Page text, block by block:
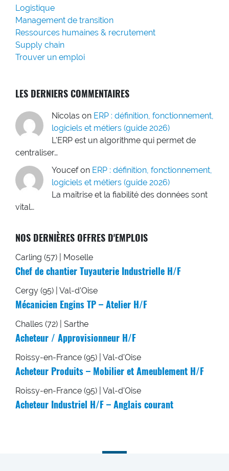
Logistique
Management de transition
Ressources humaines & recrutement
Supply chain
Trouver un emploi
LES DERNIERS COMMENTAIRES
Nicolas on ERP : définition, fonctionnement,
logiciels et métiers (guide 2026)
L'ERP est un algorithme qui permet de
centraliser…
Youcef on ERP : définition, fonctionnement,
logiciels et métiers (guide 2026)
La maîtrise et la fiabilité des données sont
vital…
NOS DERNIÈRES OFFRES D'EMPLOIS
Carling (57) | Moselle
Chef de chantier Tuyauterie Industrielle H/F
Cergy (95) | Val-d'Oise
Mécanicien Engins TP – Atelier H/F
Challes (72) | Sarthe
Acheteur / Approvisionneur H/F
Roissy-en-France (95) | Val-d'Oise
Acheteur Produits – Mobilier et Ameublement H/F
Roissy-en-France (95) | Val-d'Oise
Acheteur Industriel H/F – Anglais courant